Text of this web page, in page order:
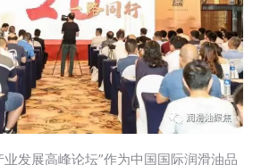
发展高峰论坛”作为中国国际润滑油品